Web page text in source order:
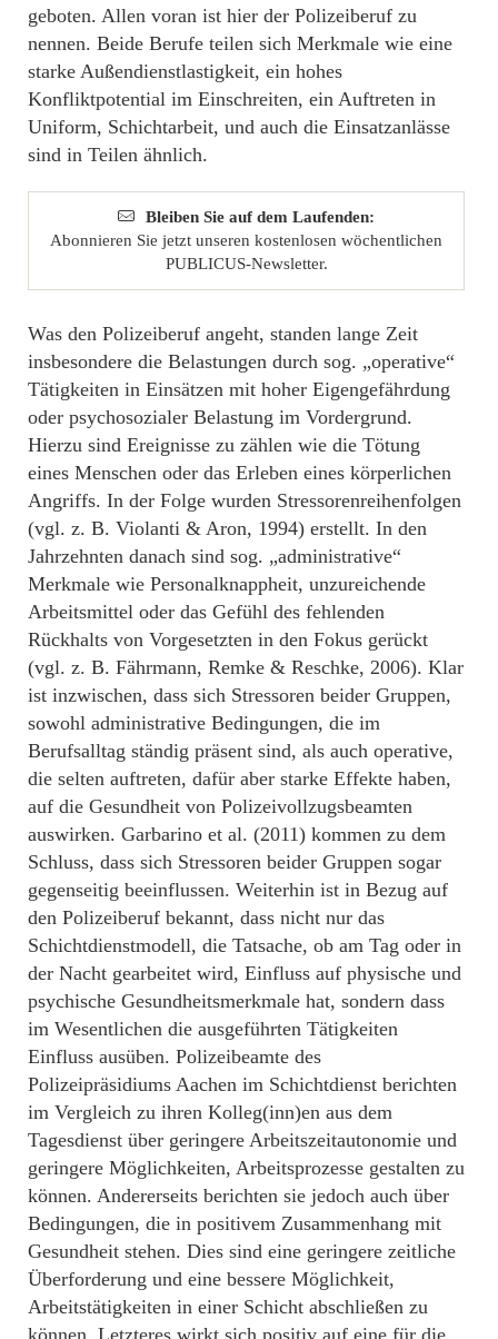
geboten. Allen voran ist hier der Polizeiberuf zu
nennen. Beide Berufe teilen sich Merkmale wie eine
starke Außendienstlastigkeit, ein hohes
Konfliktpotential im Einschreiten, ein Auftreten in
Uniform, Schichtarbeit, und auch die Einsatzanlässe
sind in Teilen ähnlich.
Bleiben Sie auf dem Laufenden:
Abonnieren Sie jetzt unseren kostenlosen wöchentlichen
PUBLICUS-Newsletter.
Was den Polizeiberuf angeht, standen lange Zeit
insbesondere die Belastungen durch sog. „operative“
Tätigkeiten in Einsätzen mit hoher Eigengefährdung
oder psychosozialer Belastung im Vordergrund.
Hierzu sind Ereignisse zu zählen wie die Tötung
eines Menschen oder das Erleben eines körperlichen
Angriffs. In der Folge wurden Stressorenreihenfolgen
(vgl. z. B. Violanti & Aron, 1994) erstellt. In den
Jahrzehnten danach sind sog. „administrative“
Merkmale wie Personalknappheit, unzureichende
Arbeitsmittel oder das Gefühl des fehlenden
Rückhalts von Vorgesetzten in den Fokus gerückt
(vgl. z. B. Fährmann, Remke & Reschke, 2006). Klar
ist inzwischen, dass sich Stressoren beider Gruppen,
sowohl administrative Bedingungen, die im
Berufsalltag ständig präsent sind, als auch operative,
die selten auftreten, dafür aber starke Effekte haben,
auf die Gesundheit von Polizeivollzugsbeamten
auswirken. Garbarino et al. (2011) kommen zu dem
Schluss, dass sich Stressoren beider Gruppen sogar
gegenseitig beeinflussen. Weiterhin ist in Bezug auf
den Polizeiberuf bekannt, dass nicht nur das
Schichtdienstmodell, die Tatsache, ob am Tag oder in
der Nacht gearbeitet wird, Einfluss auf physische und
psychische Gesundheitsmerkmale hat, sondern dass
im Wesentlichen die ausgeführten Tätigkeiten
Einfluss ausüben. Polizeibeamte des
Polizeipräsidiums Aachen im Schichtdienst berichten
im Vergleich zu ihren Kolleg(inn)en aus dem
Tagesdienst über geringere Arbeitszeitautonomie und
geringere Möglichkeiten, Arbeitsprozesse gestalten zu
können. Andererseits berichten sie jedoch auch über
Bedingungen, die in positivem Zusammenhang mit
Gesundheit stehen. Dies sind eine geringere zeitliche
Überforderung und eine bessere Möglichkeit,
Arbeitstätigkeiten in einer Schicht abschließen zu
können. Letzteres wirkt sich positiv auf eine für die